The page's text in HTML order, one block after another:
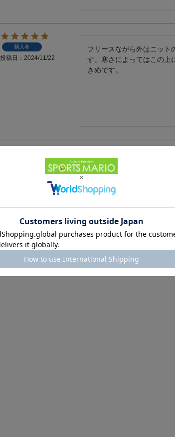
購入者
投稿日 2024/11/22
フリースながら外はニット
す。寒さによってはこの上
きめです。